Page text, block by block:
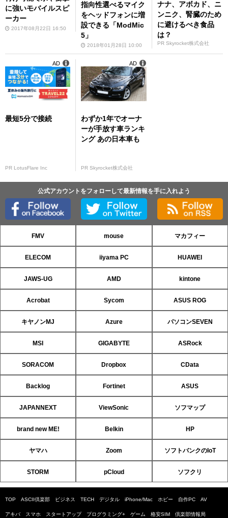
に強いモバイルスピ
ーカー
2017年08月22日 16:50
指向性選べるマイク
をヘッドフォンに増
設できる「ModMic
5」
2018年01月28日 10:00
ナナ、アボカド、ニ
ンニク、腎臓のため
に避けるべき食品
は？
PR Skyrocket株式会社
最短5分で接続
PR LotusFlare Inc
AD
わずか1年でオーナ
ーが手放す車ランキ
ング あの日本車も
PR Skyrocket株式会社
AD
公式アカウントをフォローして最新情報を手に入れよう
FMV mouse マカフィー
ELECOM iiyama PC HUAWEI
JAWS-UG AMD kintone
Acrobat Sycom ASUS ROG
キヤノンMJ Azure パソコンSEVEN
MSI GIGABYTE ASRock
SORACOM Dropbox CData
Backlog Fortinet ASUS
JAPANNEXT ViewSonic ソフマップ
brand new ME! Belkin HP
ヤマハ Zoom ソフトバンクのIoT
STORM pCloud ソフクリ
TOP ASCII倶楽部 ビジネス TECH デジタル iPhone/Mac ホビー 自作PC AV
アキバ スマホ スタートアップ プログラミング+ ゲーム 格安SIM 倶楽部情報局